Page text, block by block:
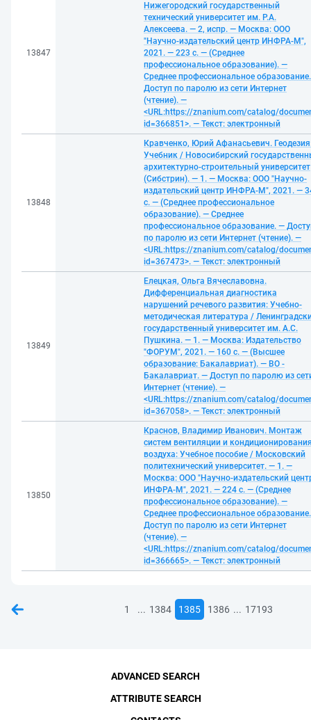
13847
Нижегородский государственный
технический университет им. Р.А.
Алексеева. — 2, испр. — Москва: ООО
"Научно-издательский центр ИНФРА-М",
2021. — 223 с. — (Среднее
профессиональное образование). —
Среднее профессиональное
Доступ по паролю из сети Интернет
(чтение). —
<URL:https://znanium.com/catalog/
id=366851>. — Текст: электронный
13848
Кравченко, Юрий Афанасьевич.
Учебник / Новосибирский
архитектурно-строительный университет
(Сибстрин). — 1. — Москва: ООО "Научно-
издательский центр ИНФРА-М", 2021. —
с. — (Среднее профессиональное
образование). — Среднее
профессиональное образование. —
по паролю из сети Интернет (чтение). —
<URL:https://znanium.com/catalog/
id=367473>. — Текст: электронный
13849
Елецкая, Ольга Вячеславовна.
Дифференциальная диагностика
нарушений речевого развития: Учебно-
методическая литература /
государственный университет им. А.С.
Пушкина. — 1. — Москва: Издательство
"ФОРУМ", 2021. — 160 с. — (Высшее
образование: Бакалавриат). — ВО -
Бакалавриат. — Доступ по паролю из
Интернет (чтение). —
<URL:https://znanium.com/catalog/
id=367058>. — Текст: электронный
13850
Краснов, Владимир Иванович. Монтаж
систем вентиляции и
воздуха: Учебное пособие / Московский
политехнический университет. — 1. —
Москва: ООО "Научно-издательский
ИНФРА-М", 2021. — 224 с. — (Среднее
профессиональное образование). —
Среднее профессиональное
Доступ по паролю из сети Интернет
(чтение). —
<URL:https://znanium.com/catalog/
id=366665>. — Текст: электронный
1 ... 1384 1385 1386 ... 17193
ADVANCED SEARCH
ATTRIBUTE SEARCH